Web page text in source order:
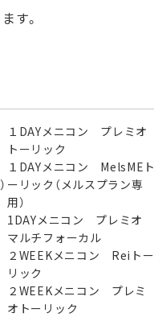
す。
１DAYメニコン プレミオ
トーリック
１DAYメニコン MelsMEト
ーリック（メルスプラン専
用）
1DAYメニコン プレミオ
マルチフォーカル
２WEEKメニコン Reiトー
リック
２WEEKメニコン プレミ
オトーリック